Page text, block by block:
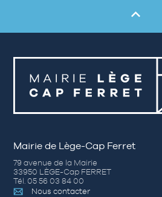
Mairie de Lège-Cap Ferret
79 avenue de la Mairie
33950 LÈGE-Cap FERRET
Tél. 05 56 03 84 00
Nous contacter